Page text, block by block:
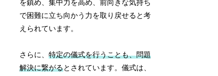
を鎮め、集中力を高め、前向きな気持ち
で困難に立ち向かう力を取り戻せると考
えられています。
さらに、特定の儀式を行うことも、問題
解決に繋がるとされています。儀式は、